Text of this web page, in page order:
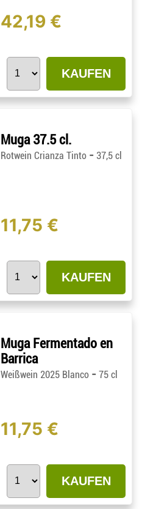
42,19 €
KAUFEN
Muga 37.5 cl.
Rotwein Crianza Tinto - 37,5 cl
11,75 €
KAUFEN
Muga Fermentado en
Barrica
Weißwein 2025 Blanco -75 cl
11,75 €
KAUFEN